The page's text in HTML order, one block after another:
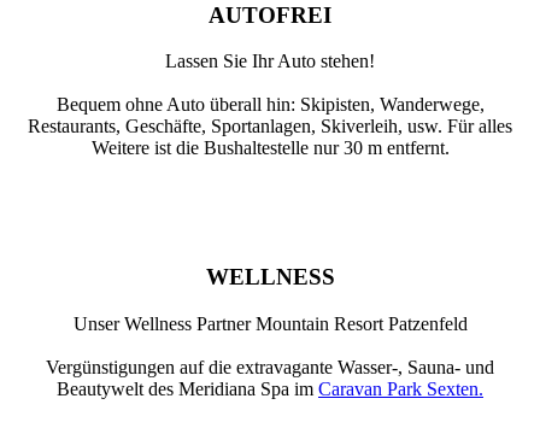
AUTOFREI
Lassen Sie Ihr Auto stehen!
Bequem ohne Auto überall hin: Skipisten, Wanderwege,
Restaurants, Geschäfte, Sportanlagen, Skiverleih, usw. Für alles
Weitere ist die Bushaltestelle nur 30 m entfernt.
WELLNESS
Unser Wellness Partner Mountain Resort Patzenfeld
Vergünstigungen auf die extravagante Wasser-, Sauna- und
Beautywelt des Meridiana Spa im Caravan Park Sexten.